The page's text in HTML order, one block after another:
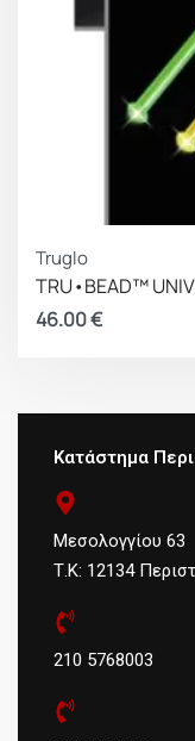
Truglo
TRU•BEAD™
46.00€
Κατάστημα
Μεσολογγίου 63
Τ.Κ: 12134
210 5768003